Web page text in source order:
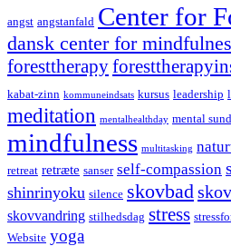
angst angstanfald Center for
dansk center for
foresttherapy
kabat-zinn kommuneindsats kursus leadership
meditation mentalhealthday mental
mindfulness multitasking
retreat retræte sanser self-compassion
shinrinyoku silence skovbad
skovvandring stilhedsdag stress
Website yoga